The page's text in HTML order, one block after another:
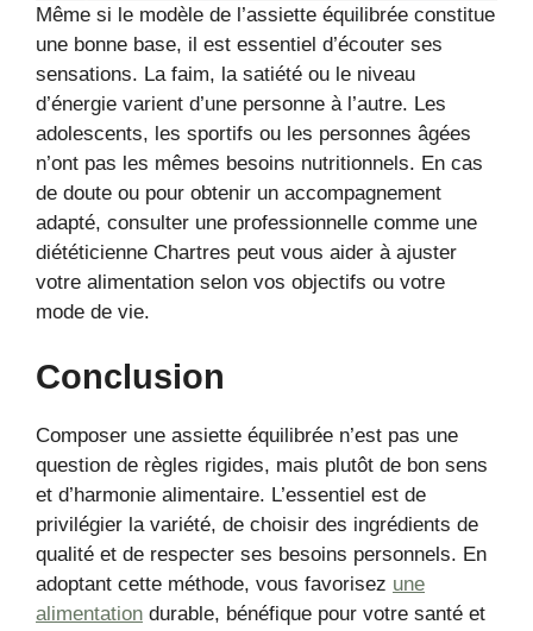
Même si le modèle de l’assiette équilibrée constitue
une bonne base, il est essentiel d’écouter ses
sensations. La faim, la satiété ou le niveau
d’énergie varient d’une personne à l’autre. Les
adolescents, les sportifs ou les personnes âgées
n’ont pas les mêmes besoins nutritionnels. En cas
de doute ou pour obtenir un accompagnement
adapté, consulter une professionnelle comme une
diététicienne Chartres peut vous aider à ajuster
votre alimentation selon vos objectifs ou votre
mode de vie.
Conclusion
Composer une assiette équilibrée n’est pas une
question de règles rigides, mais plutôt de bon sens
et d’harmonie alimentaire. L’essentiel est de
privilégier la variété, de choisir des ingrédients de
qualité et de respecter ses besoins personnels. En
adoptant cette méthode, vous favorisez une
alimentation durable, bénéfique pour votre santé et